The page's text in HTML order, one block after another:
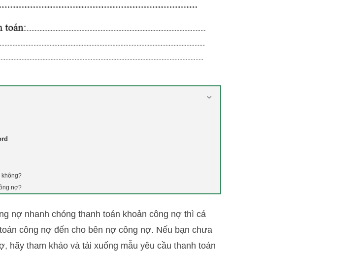
không?
nợ?
nợ nhanh chóng thanh toán khoản công nợ thì cá
công nợ đến cho bên nợ công nợ. Nếu bạn chưa
hãy tham khảo và tải xuống mẫu yêu cầu thanh toán